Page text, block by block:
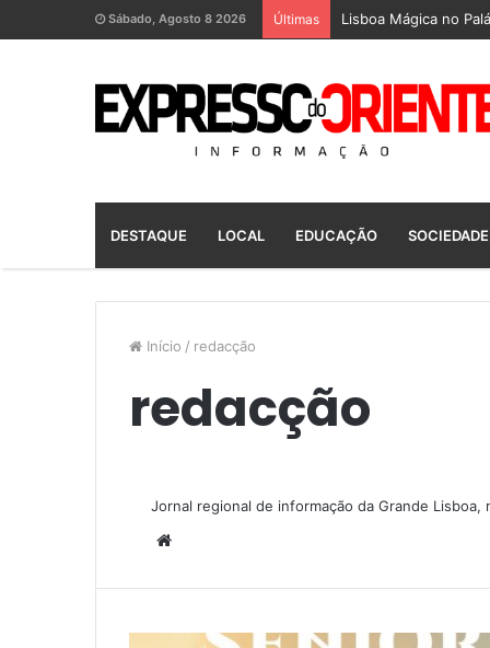
Sábado, Agosto 8 2026 Últimas Lisboa Mágica no
DESTAQUE LOCAL EDUCAÇÃO SOCIEDADE
Início / redacção
redacção
Jornal regional de informação da Grande
b
i